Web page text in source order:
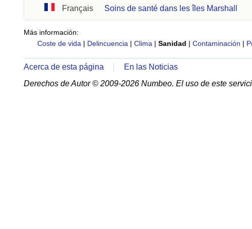
Français
Soins de santé dans les îles Marshall
Más información:
Coste de vida | Delincuencia | Clima | Sanidad | Contaminación |
Acerca de esta página
En las Noticias
Derechos de Autor © 2009-2026 Numbeo. El uso de este